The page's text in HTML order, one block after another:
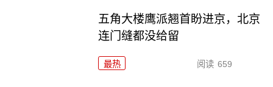
五角大楼鹰派翘首盼进京，北京
连门缝都没给留
最热 阅读 659